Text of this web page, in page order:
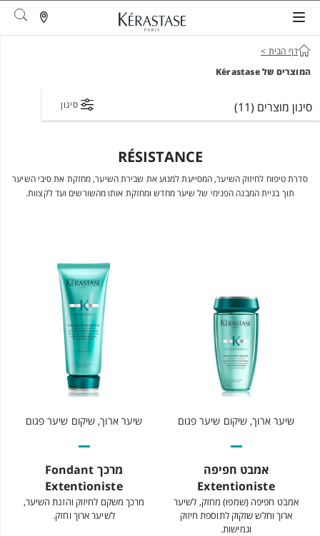
דף הבית >
המוצרים של Kérastase
סינון מוצרים (11) סינון
RÉSISTANCE
סדרת טיפוח לחיזוק השיער, המסייעת למנוע את שבירת השיער, מחזקת את סיבי השיער
תוך בניית המבנה הפנימי של שיער מחדש ומחזקת אותו מהשורשים ועד לקצוות.
שיער ארוך, שיקום שיער פגום
אמבט חפיפה
Extentioniste
אמבט חפיפה (שמפו) מחזק, לשיער
ארוך וחלש שזקוק לתוספת חיזוק
וגמישות.
שיער ארוך, שיקום שיער פגום
מרכך Fondant
Extentioniste
מרכך משקם לחיזוק והזנת השיער,
לשיער ארוך וחזק.